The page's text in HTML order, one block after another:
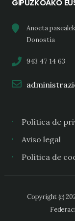
GIPUZKOAKO
Anoeta
Donostia
943 47 14 63
Política de
Aviso legal
Política de
Copyright (c)